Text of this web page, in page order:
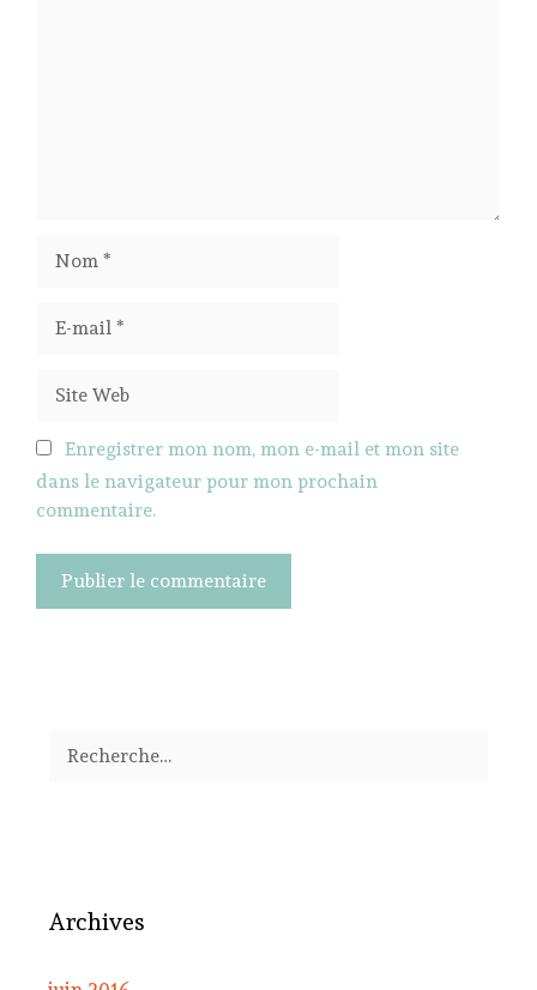
mail
Web
Enregistrer mon nom, mon e-mail et mon site
dans le navigateur pour mon prochain
commentaire.
Archives